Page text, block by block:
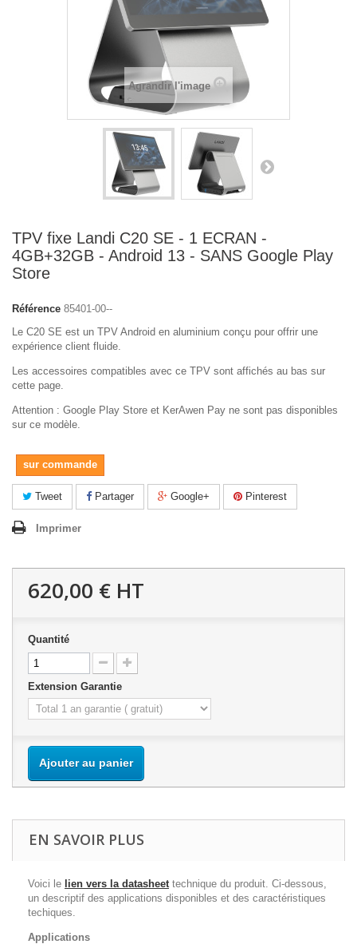
Agrandir l'image
TPV fixe Landi C20 SE - 1 ECRAN -
4GB+32GB - Android 13 - SANS Google Play
Store
Référence 85401-00--
Le C20 SE est un TPV Android en aluminium conçu pour offrir une
expérience client fluide.
Les accessoires compatibles avec ce TPV sont affichés au bas sur
cette page.
Attention : Google Play Store et KerAwen Pay ne sont pas disponibles
sur ce modèle.
sur commande
Tweet Partager Google+ Pinterest
Imprimer
620,00 € HT
Quantité
Extension Garantie
Ajouter au panier
EN SAVOIR PLUS
Voici le lien vers la datasheettechnique du produit. Ci-dessous,
un descriptif des applications disponibles et des caractéristiques
techiques.
Applications